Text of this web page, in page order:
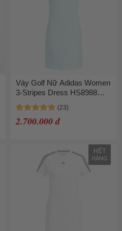
Váy Golf Nữ Adidas Women
3-Stripes Dress HS8988
Màu Xanh Size S
2.700.000 đ
HẾT
HÀNG